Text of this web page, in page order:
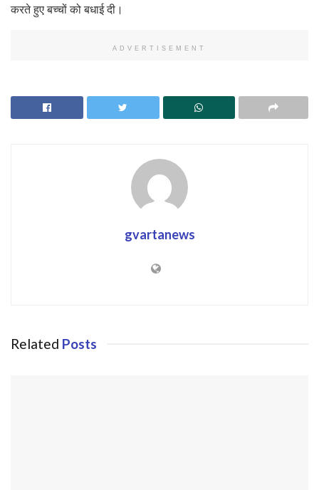
करते हुए बच्चों को बधाई दी।
ADVERTISEMENT
gvartanews
Related Posts